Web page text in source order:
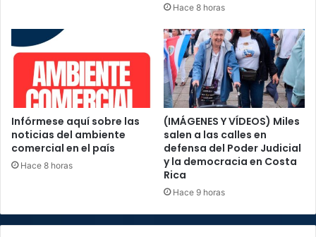
Hace 8 horas
Infórmese aquí sobre las
noticias del ambiente
comercial en el país
Hace 8 horas
(IMÁGENES Y VÍDEOS) Miles
salen a las calles en
defensa del Poder Judicial
y la democracia en Costa
Rica
Hace 9 horas